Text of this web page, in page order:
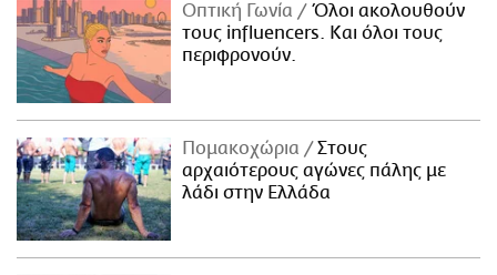
Οπτική Γωνία
Όλοι ακολουθούν
τους influencers. Και όλοι τους
περιφρονούν.
Πομακοχώρια
Στους
αρχαιότερους αγώνες πάλης με
λάδι στην Ελλάδα